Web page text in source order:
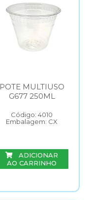
POTE MULTIUSO
G677 250ML
Código: 4010
Embalagem: CX
ADICIONAR
AO CARRINHO